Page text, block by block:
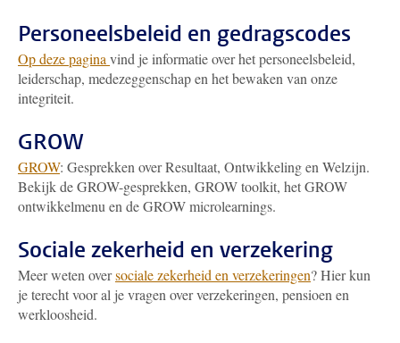
Personeelsbeleid en gedragscodes
Op deze pagina vind je informatie over het personeelsbeleid,
leiderschap, medezeggenschap en het bewaken van onze
integriteit.
GROW
GROW: Gesprekken over Resultaat, Ontwikkeling en Welzijn.
Bekijk de GROW-gesprekken, GROW toolkit, het GROW
ontwikkelmenu en de GROW microlearnings.
Sociale zekerheid en verzekering
Meer weten oversociale zekerheid en verzekeringen? Hier kun
je terecht voor al je vragen over verzekeringen, pensioen en
werkloosheid.